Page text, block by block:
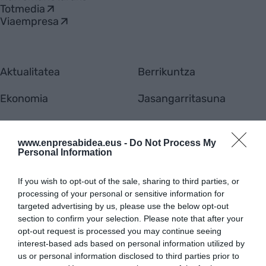
www.enpresabidea.eus - Do Not Process My
Personal Information
If you wish to opt-out of the sale, sharing to third parties, or
processing of your personal or sensitive information for
targeted advertising by us, please use the below opt-out
section to confirm your selection. Please note that after your
opt-out request is processed you may continue seeing
interest-based ads based on personal information utilized by
us or personal information disclosed to third parties prior to
Totmedia
Viaempresa
Aktualitatea
Ekonomia
Finantzak
Enpresak gaur
Berrikuntza
Jasangarritasuna
Lan eta bizi